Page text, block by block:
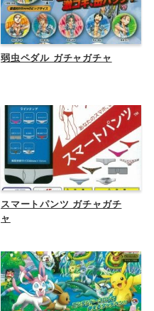
弱虫ペダル ガチャガチャ
スマートパンツ ガチャガチ
ャ